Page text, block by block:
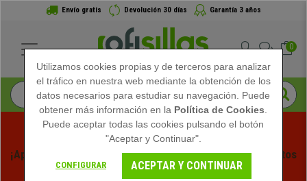
Envío gratis Devolución 30 días Garantía 3 años
0
¡Aprovecha las Rebajas de Verano en Ofisillas! Descuentos
Exclusivos por Tiempo Limitado - Ver Promo
Utilizamos cookies propias y de terceros para analizar
el tráfico en nuestra web mediante la obtención de los
datos necesarios para estudiar su navegación. Puede
obtener más información en la Política de Cookies
Puede aceptar todas las cookies pulsando el botón
"Aceptar y Continuar".
CONFIGURAR ACEPTAR Y CONTINUAR